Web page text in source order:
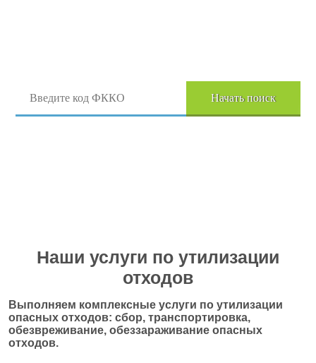
Начать поиск
Наши услуги по утилизации
отходов
Выполняем комплексные услуги по утилизации
опасных отходов: сбор, транспортировка,
обезвреживание, обеззараживание опасных
отходов.